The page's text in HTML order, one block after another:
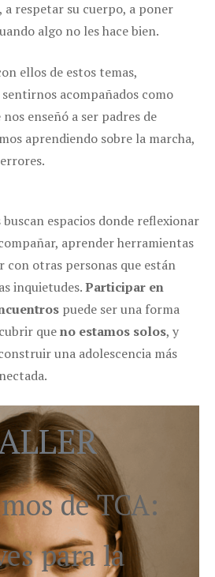
a respetar su cuerpo, a poner
algo no les hace bien.
ellos de estos temas,
acompañados como
enseñó a ser padres de
aprendiendo sobre la marcha,
buscan espacios donde reflexionar
aprender herramientas
otras personas que están
inquietudes.Participar en
puede ser una forma
queno estamos solos, y
una adolescencia más
de TCA:
para la